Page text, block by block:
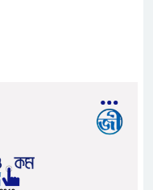
ফ্যাসিবাদবিরোধী আন্দোলনে
বাগেরহাট মেডিকেল